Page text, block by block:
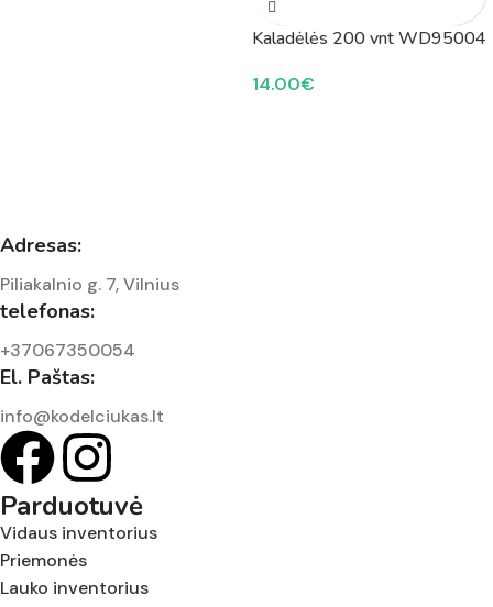
Kaladėlės 200 vnt WD95004
14.00€
Adresas:
Piliakalnio g. 7, Vilnius
telefonas:
+37067350054
El. Paštas:
info@kodelciukas.lt
Parduotuvė
Vidaus inventorius
Priemonės
Lauko inventorius